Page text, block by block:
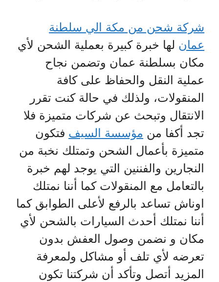
شركة شحن من مكة الي سلطنة
عمان لها خبرة كبيرة بعملية الشحن لأي
مكان بسلطنة عمان وتضمن نجاح
عملية النقل والحفاظ على كافة
المنقولات، ولذلك في حالة كنت تقرر
الانتقال وتبحث عن شركات متميزة فلا
تجد أكفا من مؤسسة السيف فتكون
متميزة بأعمال الشحن وتمتلك نخبة من
النجارين والفننين التي يوجد لهم خبرة
بالتعامل مع المنقولات كما أننا نمتلك
اوناش تساعد بالرفع لأعلى الطوابق كما
أننا نمتلك أحدث السيارات بالشحن لأي
مكان و نضمن وصول العفش بدون
تعرضه لأي تلف أو مشاكل ولمعرفة
المزيد أتصل وتأكد أن شركتنا تكون